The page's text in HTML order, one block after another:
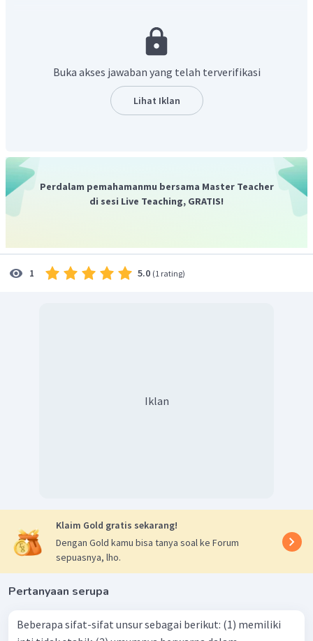
dan menghitamkan film foto.
Sinar radioaktif tidak dibelokkan oleh bidang
lebih pendek daripada panjang gelombang cahaya.
Sinar radioaktif dapat diuraikan menjadi berkas sinar
(1) memberikan warna spektrum nyala jika dipanaskan
(2) memancarkan sinar yang dapat merusak plat foto yang
ditutup dengan kertas film
(3) dapat mengalami peluruhan
Buka akses jawaban yang telah terverifikasi
Lihat Iklan
Perdalam pemahamanmu bersama Master Teacher
di sesi Live Teaching, GRATIS!
1 5.0 (1 rating)
Iklan
Klaim Gold gratis sekarang!
Dengan Gold kamu bisa tanya soal ke Forum
sepuasnya, lho.
Pertanyaan serupa
Beberapa sifat-sifat unsur sebagai berikut: (1) memiliki